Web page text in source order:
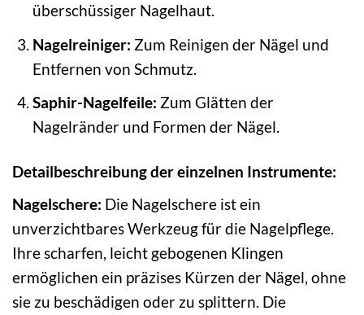
überschüssiger Nagelhaut.
Nagelreiniger: Zum Reinigen der Nägel und
Entfernen von Schmutz.
Saphir-Nagelfeile: Zum Glätten der
Nagelränder und Formen der Nägel.
Detailbeschreibung der einzelnen Instrumente:
Nagelschere: Die Nagelschere ist ein
unverzichtbares Werkzeug für die Nagelpflege.
Ihre scharfen, leicht gebogenen Klingen
ermöglichen ein präzises Kürzen der Nägel, ohne
sie zu beschädigen oder zu splittern. Die